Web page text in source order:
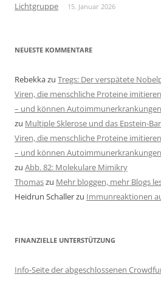
Lichtgruppe 15. Januar 2026
NEUESTE KOMMENTARE
Rebekkazu Tregs: Der verspätete
Viren, die menschliche Proteine
– und können
zu Multiple Sklerose und das Epstein-
Viren, die menschliche Proteine
– und können
zu Abb. 82: Molekulare Mimikry
Thomaszu Mehr bloggen, mehr Blogs
Heidrun Schallerzu Immunreaktionen
FINANZIELLE UNTERSTÜTZUNG
Info-Seite der abgeschlossenen